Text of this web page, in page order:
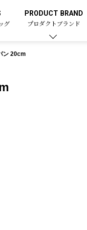
グ
PRODUCT BRAND
プロダクトブランド
ン 20cm